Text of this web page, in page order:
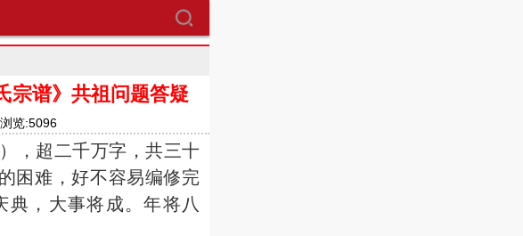
宗谱》共祖问题答疑
览:5096
超二千万字，共三十
困难，好不容易编修完
典，大事将成。年将八